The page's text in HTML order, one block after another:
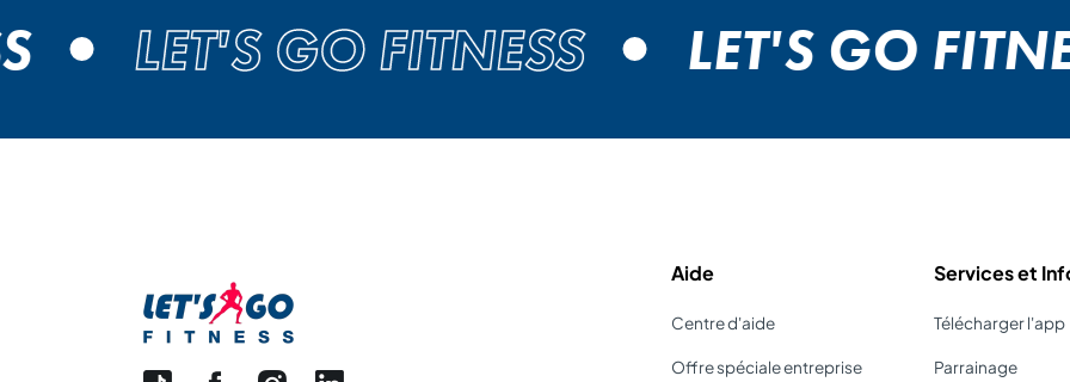
LET'S GO FITNESS LET'S GO
Aide
Centre d'aide
Offre spéciale entreprise
Services et
Télécharger
Parrainage